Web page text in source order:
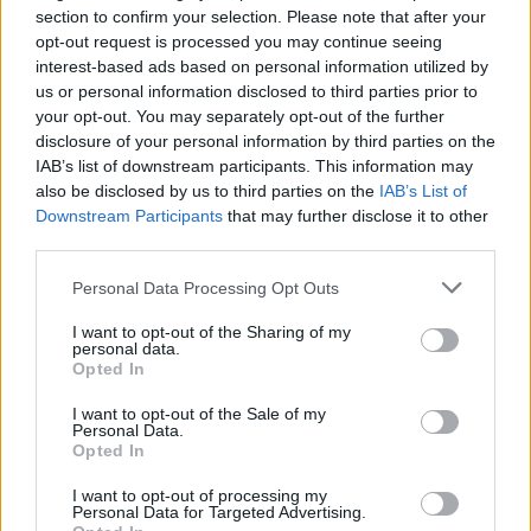
section to confirm your selection. Please note that after your
opt-out request is processed you may continue seeing
interest-based ads based on personal information utilized by
us or personal information disclosed to third parties prior to
your opt-out. You may separately opt-out of the further
disclosure of your personal information by third parties on the
IAB’s list of downstream participants. This information may
also be disclosed by us to third parties on the IAB’s List of
Downstream Participants that may further disclose it to other
Please note that this website/app uses one or more Google
not limited to your visit or usage behaviour. You may click to
grant or deny consent to Google and its third-party tags to
use your data for below specified purposes in below Google
consent section.
Personal Data Processing Opt Outs
I want to opt-out of the Sharing of my
personal data.
Opted In
I want to opt-out of the Sale of my
Personal Data.
Opted In
I want to opt-out of processing my
Personal Data for Targeted Advertising.
gjelder vanlig glider, er de helt på høyden. Men de
kan ikke sammenliknes med høyfluorproduktene.
Hvor mye lenger vil vinnertida bli for eksempel
på femmila i Kollen i klassisk?
– Det er umulig å si, det avhenger helt av føret. Om
det er skikkelig sugeføre med feit nysnø og den
luftforurensingen man ofte har i nærheten av en
storby, så kan det bli svært store forskjeller. Men
ingen forskjell, sier Myhlback.
Saken fortsetter under
Petter Myhlback, smøresjef for det svenske
Dette er fluorforbudet